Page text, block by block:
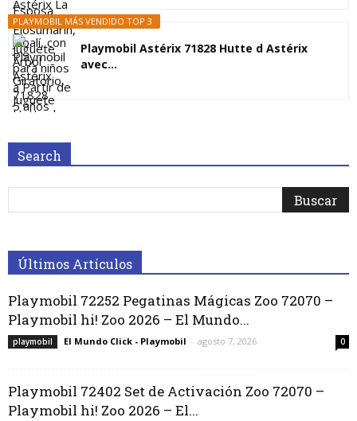
PLAYMOBIL MÁS VENDIDO TOP 3
Playmobil Astérix 71828 Hutte d Astérix
avec...
Search
Últimos Artículos
Playmobil 72252 Pegatinas Mágicas Zoo 72070 –
Playmobil hi! Zoo 2026 – El Mundo...
playmobil El Mundo Click - Playmobil - agosto 7, 2026 0
Playmobil 72402 Set de Activación Zoo 72070 –
Playmobil hi! Zoo 2026 – El...